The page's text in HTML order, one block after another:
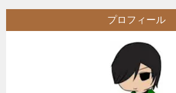
プロフィール